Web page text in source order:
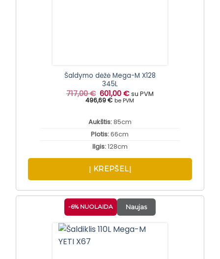
Šaldymo dėžė Mega-M X128
345L
717,00€ Original
price
was:
601,00€Current
price
is:
su PVM
496,69 € be PVM
Aukštis:85cm
Plotis:66cm
Ilgis:128cm
Į KREPŠELĮ
-6% NUOLAIDA Naujas